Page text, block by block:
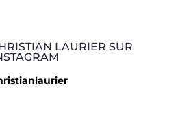
LAURIER SUR